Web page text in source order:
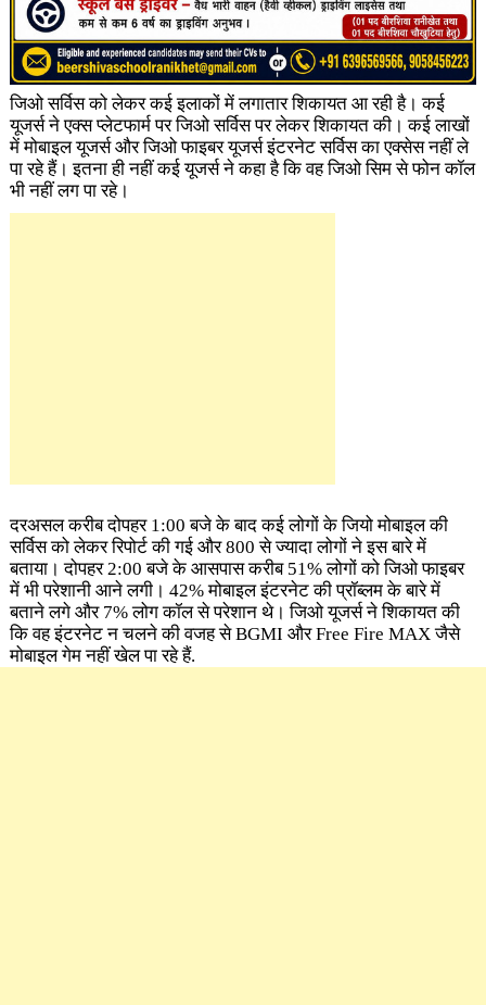
जिओ सर्विस को लेकर कई इलाकों में लगातार शिकायत आ रही है। कई
यूजर्स ने एक्स प्लेटफार्म पर जिओ सर्विस पर लेकर शिकायत की। कई लाखों
में मोबाइल यूजर्स और जिओ फाइबर यूजर्स इंटरनेट सर्विस का एक्सेस नहीं ले
पा रहे हैं। इतना ही नहीं कई यूजर्स ने कहा है कि वह जिओ सिम से फोन कॉल
भी नहीं लग पा रहे।
दरअसल करीब दोपहर 1:00 बजे के बाद कई लोगों के जियो मोबाइल की
सर्विस को लेकर रिपोर्ट की गई और 800 से ज्यादा लोगों ने इस बारे में
बताया। दोपहर 2:00 बजे के आसपास करीब 51% लोगों को जिओ फाइबर
में भी परेशानी आने लगी। 42% मोबाइल इंटरनेट की प्रॉब्लम के बारे में
बताने लगे और 7% लोग कॉल से परेशान थे। जिओ यूजर्स ने शिकायत की
कि वह इंटरनेट न चलने की वजह से BGMI और Free Fire MAX जैसे
मोबाइल गेम नहीं खेल पा रहे हैं.